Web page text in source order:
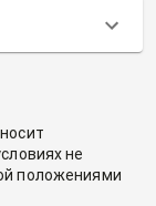
не
положениями